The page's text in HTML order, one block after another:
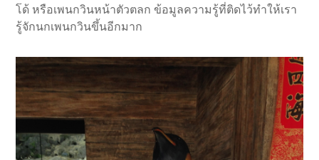
โด้ หรือเพนกวินหน้าตัวตลก ข้อมูลความรู้ที่ติดไว้ทำให้เรา
รู้จักนกเพนกวินขึ้นอีกมาก